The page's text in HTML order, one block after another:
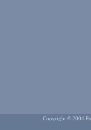
Copyright © 2004